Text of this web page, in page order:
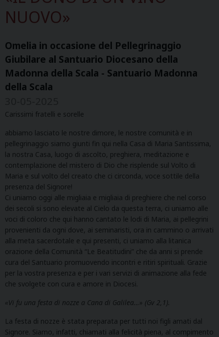
NUOVO»
Omelia in occasione del Pellegrinaggio
Giubilare al Santuario Diocesano della
Madonna della Scala - Santuario Madonna
della Scala
Carissimi fratelli e sorelle
abbiamo lasciato le nostre dimore, le nostre comunità e in
pellegrinaggio siamo giunti fin qui nella Casa di Maria Santissima,
la nostra Casa, luogo di ascolto, preghiera, meditazione e
contemplazione del mistero di Dio che risplende sul Volto di
Maria e sul volto del creato che ci circonda, voce sottile della
presenza del Signore!
Ci uniamo oggi alle migliaia e migliaia di preghiere che nel corso
dei secoli si sono elevate al Cielo da questa terra, ci uniamo alle
voci di coloro che qui hanno cantato le lodi di Maria, ai pellegrini
provenienti da ogni dove, ai seminaristi, ora in cammino o arrivati
alla meta sacerdotale e qui presenti, ci uniamo alla litanica
orazione della Comunità “Le Beatitudini” che da anni si prende
cura del Santuario promuovendo incontri e ritiri spirituali. Grazie
per la vostra presenza e per i vari servizi di animazione alla fede
che svolgete con cura e amore in Diocesi.
«Vi fu una festa di nozze a Cana di Galilea…» (Gv 2,1).
La festa di nozze è stata preparata per tutti noi figli amati dal
Signore. Siamo, infatti, chiamati alla felicità piena, al compimento